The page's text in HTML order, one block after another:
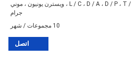
L / C ، D / A ، D / P ، T / T ، ويسترن يونيون ، موني
جرام
10 مجموعات / شهر
اتصل